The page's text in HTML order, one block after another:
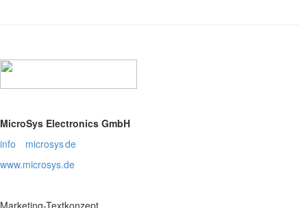
MicroSys Electronics GmbH
info
microsysde
www.microsys.de
Marketing-Textkonzept